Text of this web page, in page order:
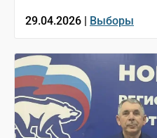
29.04.2026 | Выборы